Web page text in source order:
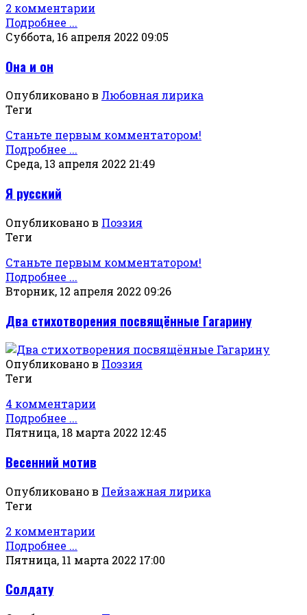
2 комментарии
Подробнее ...
Суббота, 16 апреля 2022 09:05
Она и он
Опубликовано в Любовная лирика
Теги
Станьте первым комментатором!
Подробнее ...
Среда, 13 апреля 2022 21:49
Я русский
Опубликовано в Поэзия
Теги
Станьте первым комментатором!
Подробнее ...
Вторник, 12 апреля 2022 09:26
Два стихотворения посвящённые Гагарину
Опубликовано в Поэзия
Теги
4 комментарии
Подробнее ...
Пятница, 18 марта 2022 12:45
Весенний мотив
Опубликовано в Пейзажная лирика
Теги
2 комментарии
Подробнее ...
Пятница, 11 марта 2022 17:00
Солдату